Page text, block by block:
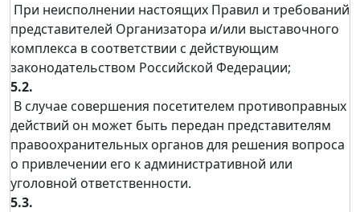
При неисполнении настоящих Правил и требований
представителей Организатора и/или выставочного
комплекса в соответствии с действующим
законодательством Российской Федерации;
5.2.
В случае совершения посетителем противоправных
действий он может быть передан представителям
правоохранительных органов для решения вопроса
о привлечении его к административной или
уголовной ответственности.
5.3.